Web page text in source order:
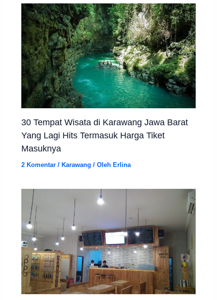
30 Tempat Wisata di Karawang Jawa Barat
Yang Lagi Hits Termasuk Harga Tiket
Masuknya
2 Komentar / Karawang / Oleh Erlina